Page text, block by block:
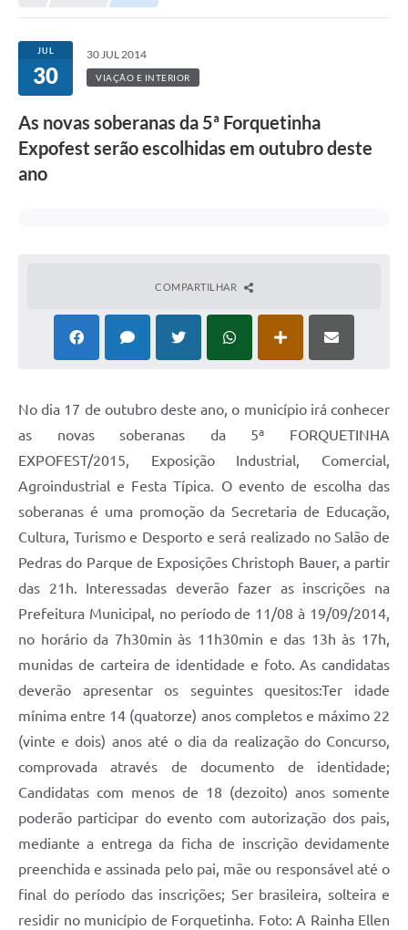
JUL
30
30 JUL 2014
VIAÇÃO E INTERIOR
As novas soberanas da 5ª Forquetinha
Expofest serão escolhidas em outubro deste
ano
COMPARTILHAR
No dia 17 de outubro deste ano, o município irá conhecer
as novas soberanas da 5ª FORQUETINHA
EXPOFEST/2015, Exposição Industrial, Comercial,
Agroindustrial e Festa Típica. O evento de escolha das
soberanas é uma promoção da Secretaria de Educação,
Cultura, Turismo e Desporto e será realizado no Salão de
Pedras do Parque de Exposições Christoph Bauer, a partir
das 21h. Interessadas deverão fazer as inscrições na
Prefeitura Municipal, no período de 11/08 à 19/09/2014,
no horário da 7h30min às 11h30min e das 13h às 17h,
munidas de carteira de identidade e foto. As candidatas
deverão apresentar os seguintes quesitos:Ter idade
mínima entre 14 (quatorze) anos completos e máximo 22
(vinte e dois) anos até o dia da realização do Concurso,
comprovada através de documento de identidade;
Candidatas com menos de 18 (dezoito) anos somente
poderão participar do evento com autorização dos pais,
mediante a entrega da ficha de inscrição devidamente
preenchida e assinada pelo pai, mãe ou responsável até o
final do período das inscrições; Ser brasileira, solteira e
residir no município de Forquetinha. Foto: A Rainha Ellen